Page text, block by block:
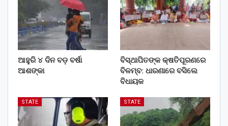
ଆହୁରି ୪ ଦିନ ବଡ଼ ବର୍ଷା
ଆଶଙ୍କା
ବିସ୍ଥାପିତଙ୍କ କ୍ଷତିପୂରଣରେ
ବିଳମ୍ବ: ଧାରଣାରେ ବସିଲେ
ବିଧାୟକ
STATE STATE